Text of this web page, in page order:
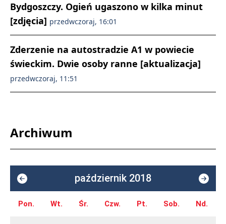
Bydgoszczy. Ogień ugaszono w kilka minut
[zdjęcia] przedwczoraj, 16:01
Zderzenie na autostradzie A1 w powiecie
świeckim. Dwie osoby ranne [aktualizacja]
przedwczoraj, 11:51
Archiwum
październik 2018
Pon. Wt. Śr. Czw. Pt. Sob. Nd.